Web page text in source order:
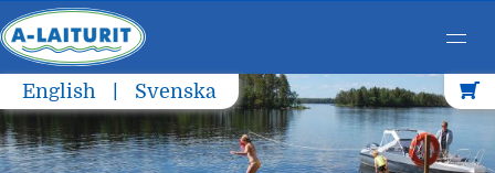
Skip
to
content
English Svenska